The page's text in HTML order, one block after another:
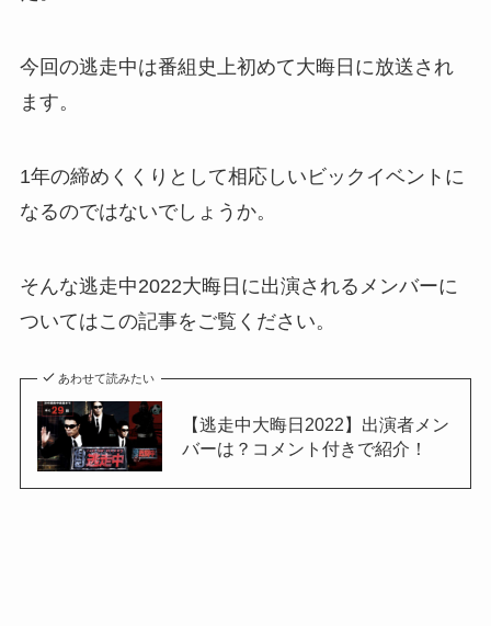
今回の逃走中は番組史上初めて大晦日に放送され
ます。
1年の締めくくりとして相応しいビックイベントに
なるのではないでしょうか。
そんな逃走中2022大晦日に出演されるメンバーに
ついてはこの記事をご覧ください。
あわせて読みたい
【逃走中大晦日2022】出演者メン
バーは？コメント付きで紹介！